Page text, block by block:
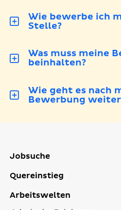
Wie bewerbe ich
Stelle?
Was muss meine
beinhalten?
Wie geht es nach
Bewerbung
Jobsuche
Quereinstieg
Arbeitswelten